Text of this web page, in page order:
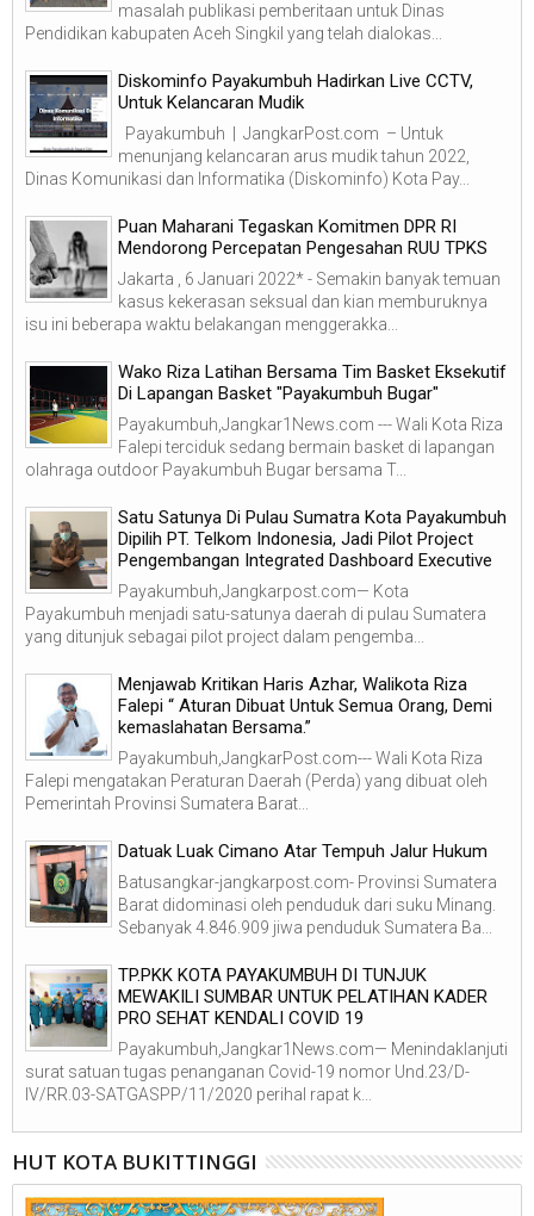
masalah publikasi pemberitaan untuk Dinas
Pendidikan kabupaten Aceh Singkil yang telah dialokas...
Diskominfo Payakumbuh Hadirkan Live CCTV,
Untuk Kelancaran Mudik
Payakumbuh | JangkarPost.com – Untuk
menunjang kelancaran arus mudik tahun 2022,
Dinas Komunikasi dan Informatika (Diskominfo) Kota Pay...
Puan Maharani Tegaskan Komitmen DPR RI
Mendorong Percepatan Pengesahan RUU TPKS
Jakarta , 6 Januari 2022* - Semakin banyak temuan
kasus kekerasan seksual dan kian memburuknya
isu ini beberapa waktu belakangan menggerakka...
Wako Riza Latihan Bersama Tim Basket Eksekutif
Di Lapangan Basket "Payakumbuh Bugar"
Payakumbuh,Jangkar1News.com --- Wali Kota Riza
Falepi terciduk sedang bermain basket di lapangan
olahraga outdoor Payakumbuh Bugar bersama T...
Satu Satunya Di Pulau Sumatra Kota Payakumbuh
Dipilih PT. Telkom Indonesia, Jadi Pilot Project
Pengembangan Integrated Dashboard Executive
Payakumbuh,Jangkarpost.com— Kota
Payakumbuh menjadi satu-satunya daerah di pulau Sumatera
yang ditunjuk sebagai pilot project dalam pengemba...
Menjawab Kritikan Haris Azhar, Walikota Riza
Falepi “ Aturan Dibuat Untuk Semua Orang, Demi
kemaslahatan Bersama.”
Payakumbuh,JangkarPost.com--- Wali Kota Riza
Falepi mengatakan Peraturan Daerah (Perda) yang dibuat oleh
Pemerintah Provinsi Sumatera Barat...
Datuak Luak Cimano Atar Tempuh Jalur Hukum
Batusangkar-jangkarpost.com- Provinsi Sumatera
Barat didominasi oleh penduduk dari suku Minang.
Sebanyak 4.846.909 jiwa penduduk Sumatera Ba...
TP.PKK KOTA PAYAKUMBUH DI TUNJUK
MEWAKILI SUMBAR UNTUK PELATIHAN KADER
PRO SEHAT KENDALI COVID 19
Payakumbuh,Jangkar1News.com— Menindaklanjuti
surat satuan tugas penanganan Covid-19 nomor Und.23/D-
IV/RR.03-SATGASPP/11/2020 perihal rapat k...
HUT KOTA BUKITTINGGI